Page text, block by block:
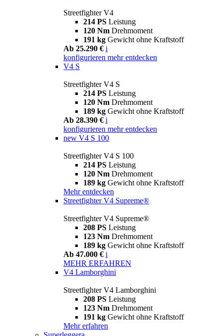
Streetfighter V4
214 PS Leistung
120 Nm Drehmoment
191 kg Gewicht ohne Kraftstoff
Ab 25.290 € i
konfigurieren mehr entdecken
V4 S
Streetfighter V4 S
214 PS Leistung
120 Nm Drehmoment
189 kg Gewicht ohne Kraftstoff
Ab 28.390 € i
konfigurieren mehr entdecken
new V4 S 100
Streetfighter V4 S 100
214 PS Leistung
120 Nm Drehmoment
189 kg Gewicht ohne Kraftstoff
Mehr entdecken
Streetfighter V4 Supreme®
Streetfighter V4 Supreme®
208 PS Leistung
123 Nm Drehmoment
189 kg Gewicht ohne Kraftstoff
Ab 47.000 € i
MEHR ERFAHREN
V4 Lamborghini
Streetfighter V4 Lamborghini
208 PS Leistung
123 Nm Drehmoment
191 kg Gewicht ohne Kraftstoff
Mehr erfahren